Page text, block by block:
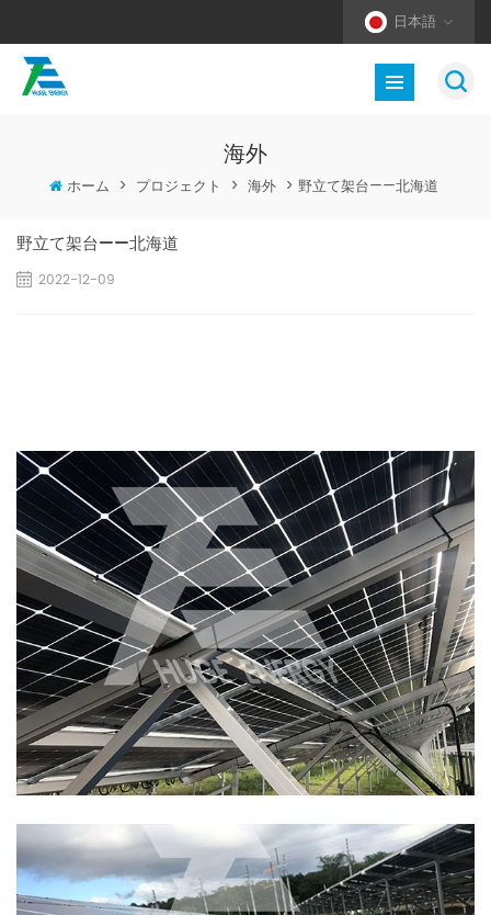
日本語
海外
ホーム > プロジェクト > 海外 > 野立て架台——北海道
野立て架台——北海道
2022-12-09